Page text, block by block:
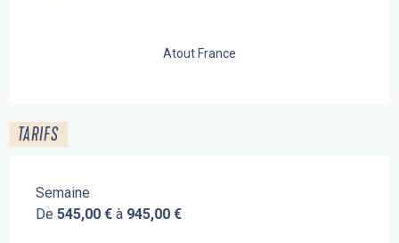
Atout France
TARIFS
Semaine
De 545,00 € à 945,00 €